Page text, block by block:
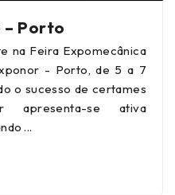
– Porto
na Feira Expomecânica
- Porto, de 5 a 7
o sucesso de certames
apresenta-se ativa